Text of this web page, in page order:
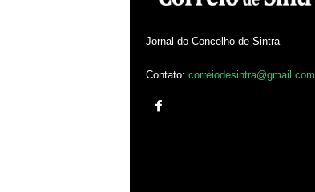
Jornal do Concelho de Sintra
Contato: correiodesintra@gmail.com